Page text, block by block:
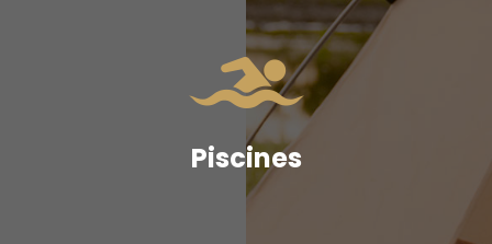
Piscines